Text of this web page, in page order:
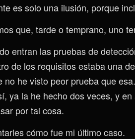
es solo una ilusión, porque
que, tarde o temprano, uno
entran las pruebas de
de los requisitos estaba una
no he visto peor prueba que
ya la he hecho dos veces, y
por tal cosa.
cómo fue mi último caso.